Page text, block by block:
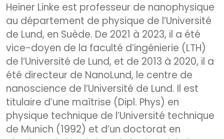
Heiner Linke est professeur de nanophysique
au département de physique de l’Université
de Lund, en Suède. De 2021 à 2023, il a été
vice-doyen de la faculté d’ingénierie (LTH)
de l’Université de Lund, et de 2013 à 2020, il a
été directeur de NanoLund, le centre de
nanoscience de l’Université de Lund. Il est
titulaire d’une maîtrise (Dipl. Phys) en
physique technique de l’Université technique
de Munich (1992) et d’un doctorat en